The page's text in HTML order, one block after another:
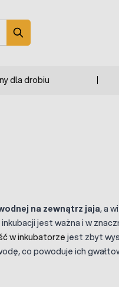
dla drobiu
na zewnątrz jaja, a
jest ważna i w
w inkubatorzejest zbyt
co powoduje ich